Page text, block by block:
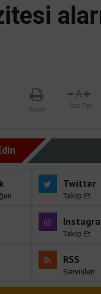
Yazdır
A
Yazı Tipi
Twitter
Takip Et
Takip Et
RSS
Servisleri